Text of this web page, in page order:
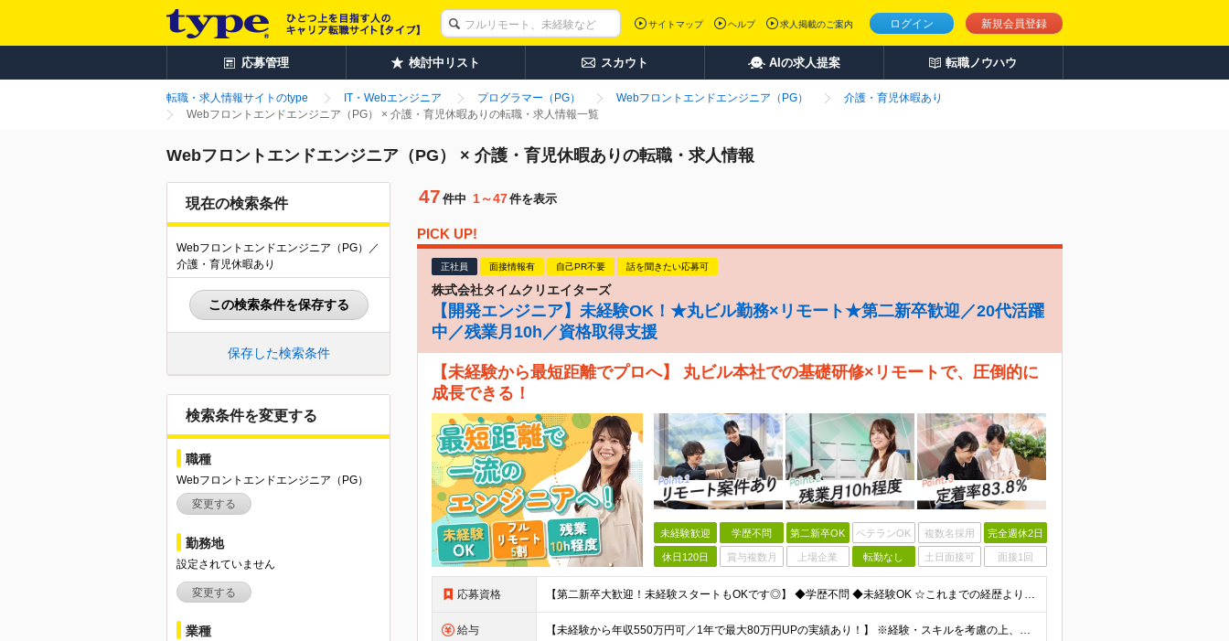
ログイン 新規会員登録
サイトマップ ヘルプ 求人掲載のご案内
応募管理 検討中リスト スカウト AIの求人提案 転職ノウハウ
転職・求人情報サイトのtype IT・Webエンジニア プログラマー（PG） Webフロントエンドエンジニア（PG）
介護・育児休暇あり
Webフロントエンドエンジニア（PG） × 介護・育児休暇ありの転職・求人情報一覧
Webフロントエンドエンジニア（PG） × 介護・育児休暇ありの転職・求人情報
現在の検索条件
Webフロントエンドエンジニア（PG）／
介護・育児休暇あり
この検索条件を保存する
保存した検索条件
検索条件を変更する
職種
Webフロントエンドエンジニア（PG）
変更する
勤務地
設定されていません
変更する
業種
47 件中 1～47件を表示
PICK UP!
正社員 面接情報有 自己PR不要 話を聞きたい応募可
株式会社タイムクリエイターズ
【開発エンジニア】未経験OK！★丸ビル勤務×リモート★第二新卒歓迎／20代活躍
中／残業月10h／資格取得支援
【未経験から最短距離でプロへ】 丸ビル本社での基礎研修×リモートで、圧倒的に
成長できる！
未経験歓迎 学歴不問 第二新卒OK ベテランOK 複数名採用 完全週休2日
休日120日 賞与複数月 上場企業 転勤なし 土日面接可 面接1回
応募資格 【第二新卒大歓迎！未経験スタートもOKです◎】 ◆学歴不問 ◆未経験OK ☆これまでの経歴よりも「これから」を重視します！ ☆文系・理系、前職の雇用形態は一切問いません！ ＼先輩たちの前職もさまざ
給与 【未経験から年収550万円可／1年で最大80万円UPの実績あり！】 ※経験・スキルを考慮の上、決定いたします。 【月給】27万円〜29万円 ※上記には固定残業代（月25時間分／4万5,000円〜4万